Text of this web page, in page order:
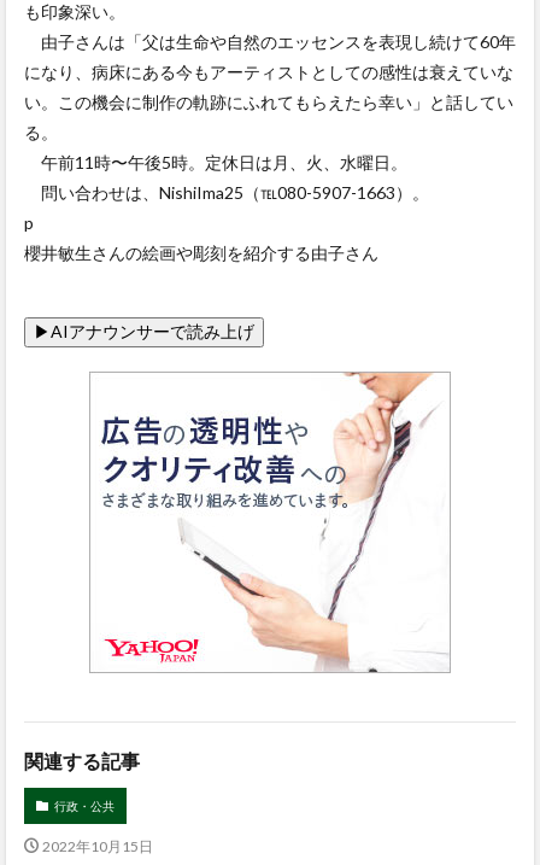
も印象深い。
由子さんは「父は生命や自然のエッセンスを表現し続けて60年
になり、病床にある今もアーティストとしての感性は衰えていな
い。この機会に制作の軌跡にふれてもらえたら幸い」と話してい
る。
午前11時〜午後5時。定休日は月、火、水曜日。
問い合わせは、NishiIma25（℡080-5907-1663）。
p
櫻井敏生さんの絵画や彫刻を紹介する由子さん
関連する記事
行政・公共
2022年10月15日